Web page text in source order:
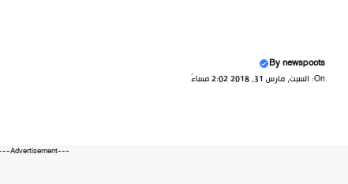
Bynewspoots
On: السبت, مارس 31, 2018 2:02 مساءً
---Advertisement---